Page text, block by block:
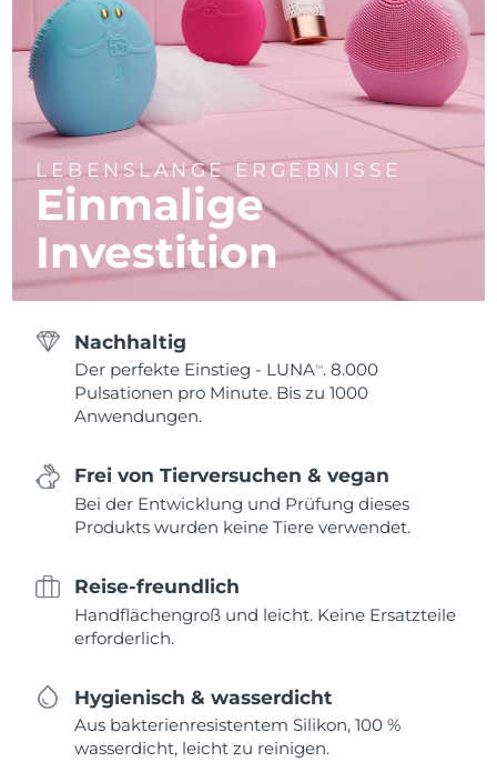
LEBENSLANGE ERGEBNISSE
Einmalige
Investition
Nachhaltig
Der perfekte Einstieg - LUNATM . 8.000
Pulsationen pro Minute. Bis zu 1000
Anwendungen.
Frei von Tierversuchen & vegan
Bei der Entwicklung und Prüfung dieses
Produkts wurden keine Tiere verwendet.
Reise-freundlich
Handflächengroß und leicht. Keine Ersatzteile
erforderlich.
Hygienisch & wasserdicht
Aus bakterienresistentem Silikon, 100 %
wasserdicht, leicht zu reinigen.